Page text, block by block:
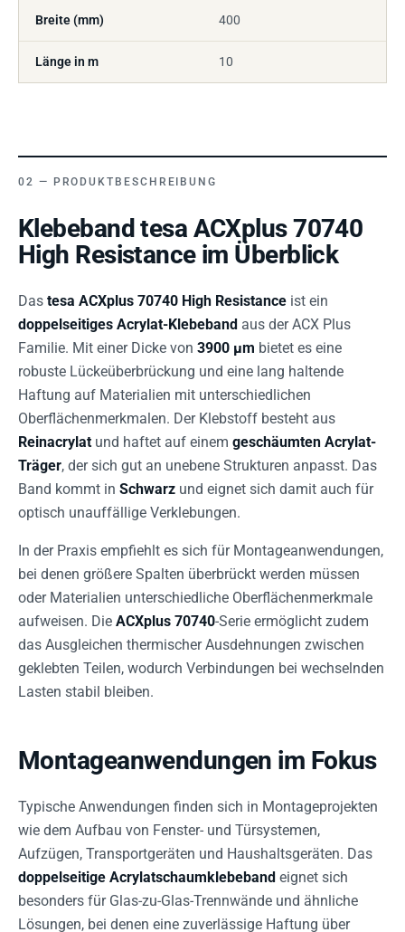
Breite (mm) 400
Länge in m 10
PRODUKTBESCHREIBUNG
Klebeband tesa ACXplus 70740
High Resistance im Überblick
Das tesa ACXplus 70740 High Resistance ist ein
doppelseitiges Acrylat-Klebeband aus der ACX Plus
Familie. Mit einer Dicke von 3900 µm bietet es eine
robuste Lückeüberbrückung und eine lang haltende
Haftung auf Materialien mit unterschiedlichen
Oberflächenmerkmalen. Der Klebstoff besteht aus
Reinacrylat und haftet auf einem geschäumten Acrylat-
Träger, der sich gut an unebene Strukturen anpasst. Das
Band kommt in Schwarz und eignet sich damit auch für
optisch unauffällige Verklebungen.
In der Praxis empfiehlt es sich für Montageanwendungen,
bei denen größere Spalten überbrückt werden müssen
oder Materialien unterschiedliche Oberflächenmerkmale
aufweisen. Die ACXplus 70740-Serie ermöglicht zudem
das Ausgleichen thermischer Ausdehnungen zwischen
geklebten Teilen, wodurch Verbindungen bei wechselnden
Lasten stabil bleiben.
Montageanwendungen im Fokus
Typische Anwendungen finden sich in Montageprojekten
wie dem Aufbau von Fenster- und Türsystemen,
Aufzügen, Transportgeräten und Haushaltsgeräten. Das
doppelseitige Acrylatschaumklebeband eignet sich
besonders für Glas-zu-Glas-Trennwände und ähnliche
Lösungen, bei denen eine zuverlässige Haftung über